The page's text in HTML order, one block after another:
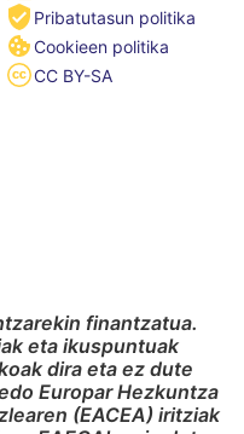
Pribatutasun politika
Cookieen politika
CC BY-SA
finantzatua.
eta ikuspuntuak
dira eta ez dute
Europar Hezkuntza
(EACEA) iritziak